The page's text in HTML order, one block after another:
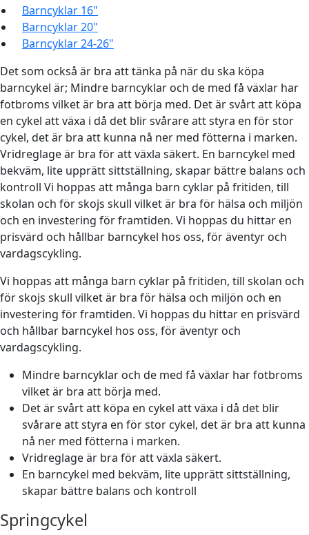
Barncyklar 16"
Barncyklar 20"
Barncyklar 24-26"
Det som också är bra att tänka på när du ska köpa
barncykel är; Mindre barncyklar och de med få växlar har
fotbroms vilket är bra att börja med. Det är svårt att köpa
en cykel att växa i då det blir svårare att styra en för stor
cykel, det är bra att kunna nå ner med fötterna i marken.
Vridreglage är bra för att växla säkert. En barncykel med
bekväm, lite upprätt sittställning, skapar bättre balans och
kontroll Vi hoppas att många barn cyklar på fritiden, till
skolan och för skojs skull vilket är bra för hälsa och miljön
och en investering för framtiden. Vi hoppas du hittar en
prisvärd och hållbar barncykel hos oss, för äventyr och
vardagscykling.
Vi hoppas att många barn cyklar på fritiden, till skolan och
för skojs skull vilket är bra för hälsa och miljön och en
investering för framtiden. Vi hoppas du hittar en prisvärd
och hållbar barncykel hos oss, för äventyr och
vardagscykling.
Mindre barncyklar och de med få växlar har fotbroms
vilket är bra att börja med.
Det är svårt att köpa en cykel att växa i då det blir
svårare att styra en för stor cykel, det är bra att kunna
nå ner med fötterna i marken.
Vridreglage är bra för att växla säkert.
En barncykel med bekväm, lite upprätt sittställning,
skapar bättre balans och kontroll
Springcykel